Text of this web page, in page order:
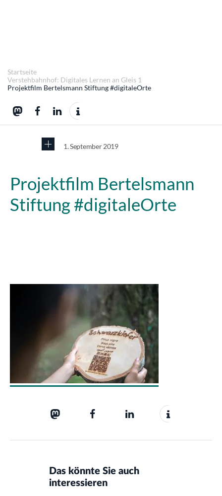
Startseite
Verstehbahnhof: Digitales Lernen an Gleis 1
Projektfilm Bertelsmann Stiftung #digitaleOrte
1. September 2019
Projektfilm Bertelsmann
Stiftung #digitaleOrte
Das könnte Sie auch
interessieren